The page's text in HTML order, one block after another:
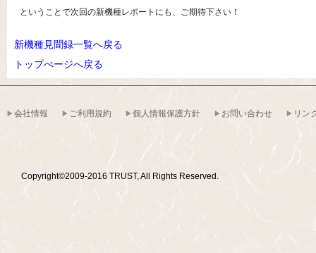
ということで次回の新機種レポートにも、ご期待下さい！
新機種見聞録一覧へ戻る
トップぺージへ戻る
会社情報 ご利用規約 個人情報保護方針 お問い合わせ リン
Copyright©2009-2016 TRUST, All Rights Reserved.